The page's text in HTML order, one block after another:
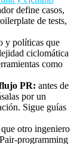
define casos,
de tests,
y políticas que
ciclomática
como
PR: antes de
por un
Sigue guías
otro ingeniero
programming